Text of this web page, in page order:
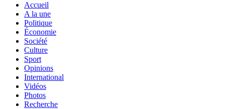
Accueil
A la une
Politique
Économie
Société
Culture
Sport
Opinions
International
Vidéos
Photos
Recherche